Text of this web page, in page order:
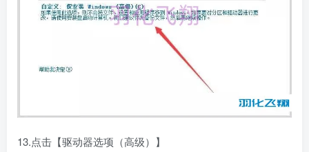
13.点击【驱动器选项（高级）】